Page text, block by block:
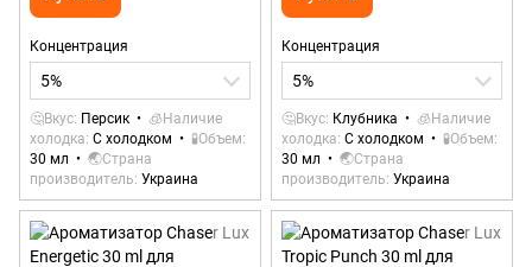
Концентрация
5%
🤔Вкус Персик
🧊Наличие
холодка С холодком
🧪Объем
30 мл
🌏Страна
производитель Украина
Концентрация
5%
🤔Вкус Клубника
🧊Наличие
холодка С холодком
🧪Объем
30 мл
🌏Страна
производитель Украина